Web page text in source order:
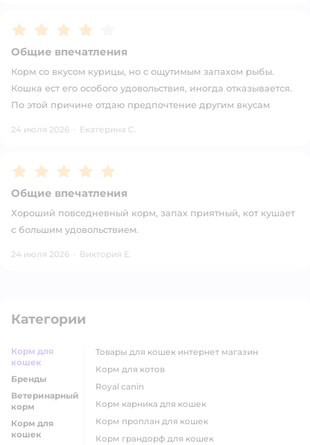
Рейтинг:4
Общие впечатления
Корм со вкусом курицы, но с ощутимым запахом рыбы.
Кошка ест его особого удовольствия, иногда отказывается.
По этой причине отдаю предпочтение другим вкусам
24 июля 2026 · Екатерина С.
Рейтинг:5
Общие впечатления
Хороший повседневный корм, запах приятный, кот кушает
с большим удовольствием.
24 июля 2026 · Виктория Е.
Категории
Корм для
кошек
Бренды
Ветеринарный
корм
Корм для
кошек
товары для кошек интернет магазин
корм для котов
royal canin
корм карника для кошек
корм проплан для кошек
корм грандорф для кошек